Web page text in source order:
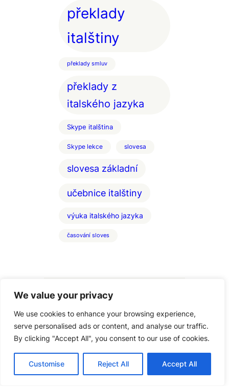
We value your privacy
We use cookies to enhance your browsing experience,
serve personalised ads or content, and analyse our traffic.
By clicking "Accept All", you consent to our use of cookies.
Customise Reject All Accept All
překlady
italštiny
překlady smluv
překlady z
italského jazyka
Skype italština
Skype lekce slovesa
slovesa základní
učebnice italštiny
výuka italského jazyka
časování sloves
Copyright Italstina-Vigato, 2005 – 2025
– 608 666 582